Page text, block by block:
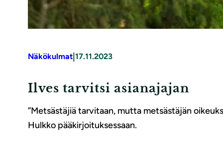
Näkökulmat 17.11.2023
Ilves tarvitsi asianajajan
”Metsästäjiä tarvitaan, mutta metsästäjän
Hulkko pääkirjoituksessaan.